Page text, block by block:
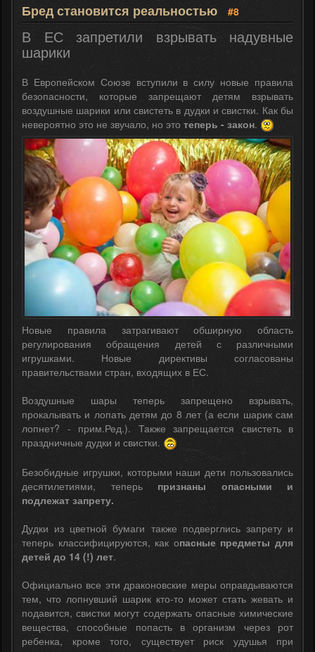
Бред становится реальностью #8
В ЕС запретили взрывать надувные
шарики
В Европейском Союзе вступили в силу новые правила
безопасности, которые запрещают детям взрывать
воздушные шарики или свистеть в дудки и свистки. Как бы
невероятно это не звучало, но это теперь - закон.
Новые правила затрагивают обширную область
регулирования обращения детей с различными
игрушками. Новые директивы согласованы
правительствами стран, входящих в ЕС.
Воздушные шары теперь запрещено взрывать,
прокалывать и лопать детям до 8 лет (а если шарик сам
лопнет? - прим.Ред.). Также запрещается свистеть в
праздничные дудки и свистки.
Безобидные игрушки, которыми наши дети пользовались
десятилетиями, теперь признаны опасными и
подлежат запрету.
Дудки из цветной бумаги также подверглись запрету и
теперь классифицируются, как опасные предметы для
детей до 14 (!) лет.
Официально все эти драконовские меры оправдываются
тем, что лопнувший шарик кто-то может стать жевать и
подавится, свистки могут содержать опасные химические
вещества, способные попасть в организм через рот
ребенка, кроме того, существует риск удушья при